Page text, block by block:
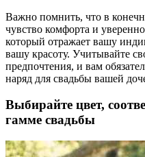
Важно помнить, что в
чувство комфорта и
который отражает вашу
вашу красоту. Учитывайте
предпочтения, и вам
наряд для свадьбы вашей
Выбирайте цвет,
гамме свадьбы